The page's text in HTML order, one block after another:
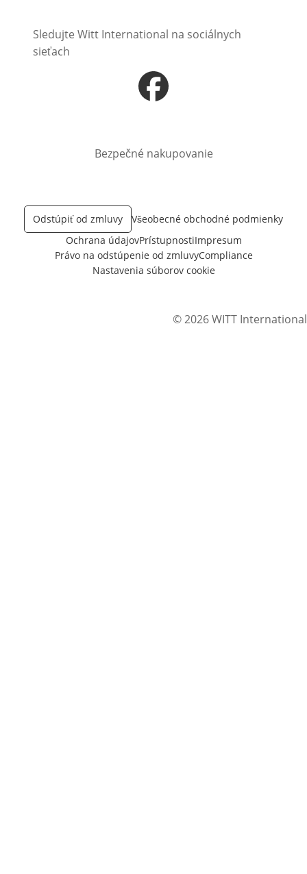
Sledujte Witt International na sociálnych
sieťach
Otvorí sa vnovom okne
Bezpečné nakupovanie
Odstúpiť od zmluvy
Všeobecné obchodné podmienky
Ochrana údajovPrístupnostiImpresum
Právo na odstúpenie od zmluvyCompliance
Nastavenia súborov cookie
© 2026 WITT International